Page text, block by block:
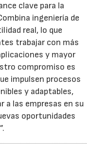
clave para la
ingeniería de
real, lo que
trabajar con más
y mayor
compromiso es
impulsen procesos
y adaptables,
a las empresas en su
oportunidades